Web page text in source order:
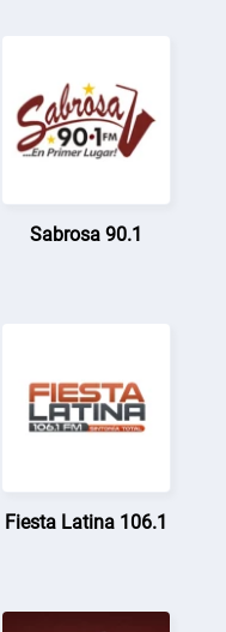
Sabrosa 90.1
Fiesta Latina 106.1